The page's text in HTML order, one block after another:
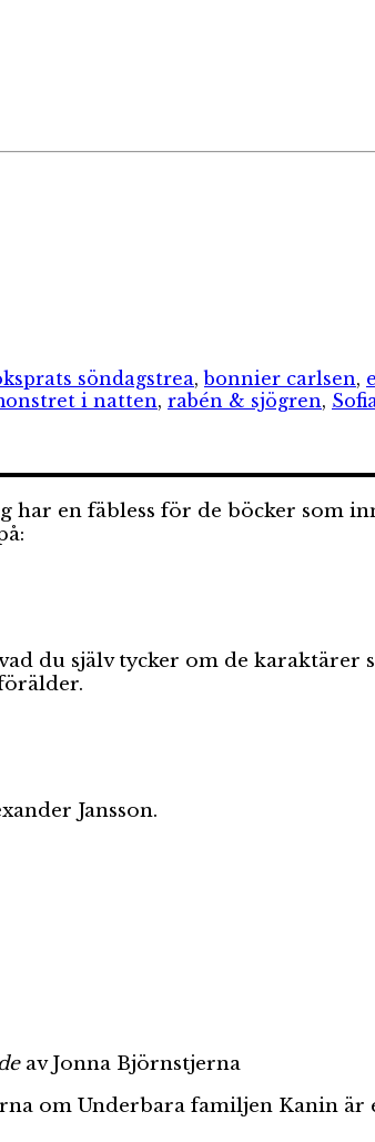
söndagstrea,bonnier carlsen,
i natten, rabén & sjögren,
en fäbless för de böcker som
du själv tycker om de
Jansson.
av Jonna Björnstjerna
om Underbara familjen Kanin är